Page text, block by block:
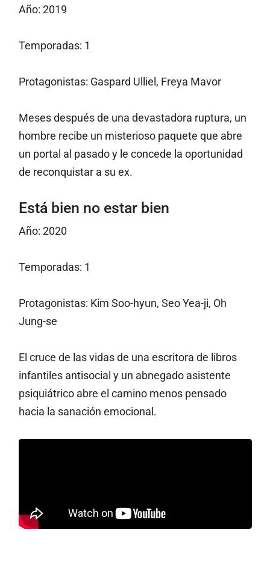
Año: 2019
Temporadas: 1
Protagonistas: Gaspard Ulliel, Freya Mavor
Meses después de una devastadora ruptura, un
hombre recibe un misterioso paquete que abre
un portal al pasado y le concede la oportunidad
de reconquistar a su ex.
Está bien no estar bien
Año: 2020
Temporadas: 1
Protagonistas: Kim Soo-hyun, Seo Yea-ji, Oh
Jung-se
El cruce de las vidas de una escritora de libros
infantiles antisocial y un abnegado asistente
psiquiátrico abre el camino menos pensado
hacia la sanación emocional.